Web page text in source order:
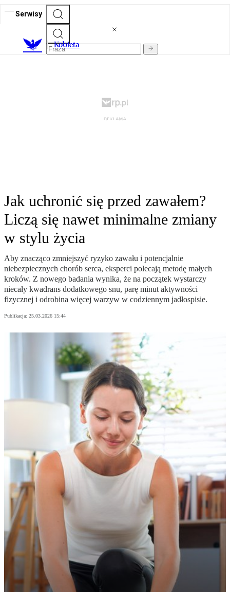
Serwisy
Kobieta
Jak uchronić się przed zawałem?
Liczą się nawet minimalne zmiany
w stylu życia
Aby znacząco zmniejszyć ryzyko zawału i potencjalnie
niebezpiecznych chorób serca, eksperci polecają metodę małych
kroków. Z nowego badania wynika, że na początek wystarczy
niecały kwadrans dodatkowego snu, parę minut aktywności
fizycznej i odrobina więcej warzyw w codziennym jadłospisie.
Publikacja: 25.03.2026 15:44